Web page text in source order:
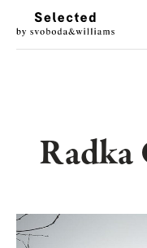
STYL
RADOSTI
Radka